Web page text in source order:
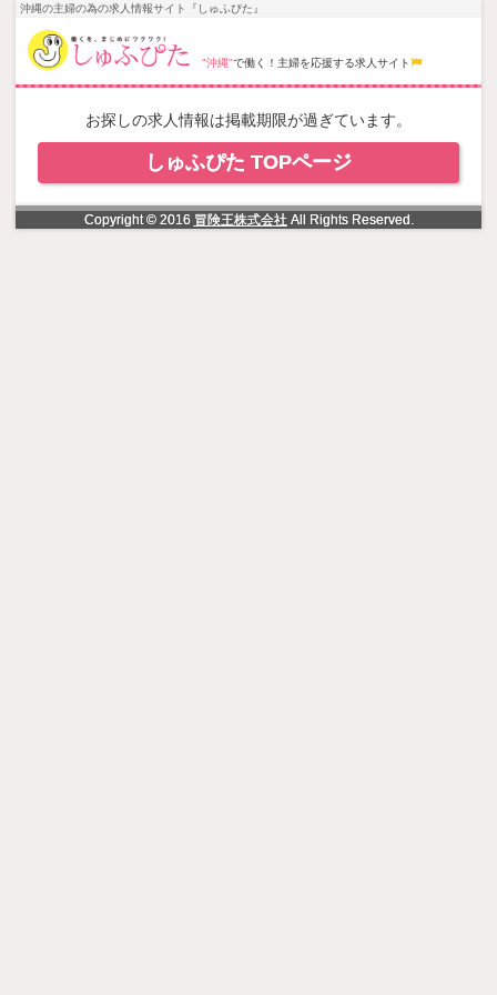
NowLoading
沖縄の主婦の為の求人情報サイト『しゅふぴた』
"沖縄"で働く！主婦を応援する求人サイト
お探しの求人情報は掲載期限が過ぎています。
しゅふぴた TOPページ
Copyright © 2016 冒険王株式会社All Rights Reserved.